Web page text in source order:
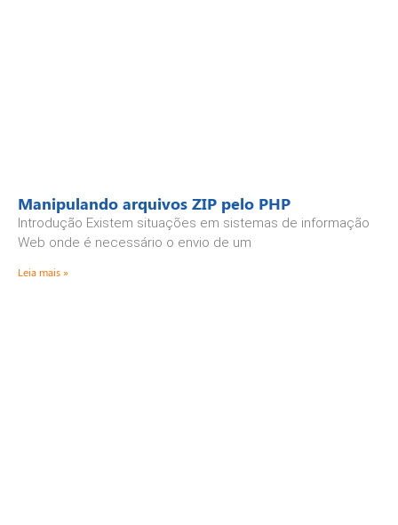
Manipulando arquivos ZIP pelo PHP
Introdução Existem situações em sistemas de informação
Web onde é necessário o envio de um
Leia mais »